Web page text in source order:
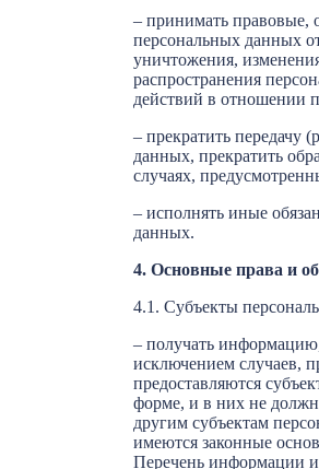
– принимать правовые,
персональных данных
уничтожения,
распространения
действий в отношении
– прекратить передачу
данных, прекратить
случаях,
– исполнять иные
данных.
4. Основные права и
4.1. Субъекты
– получать
исключением случаев,
предоставляются
форме, и в них не
другим субъектам
имеются законные
Перечень информации и